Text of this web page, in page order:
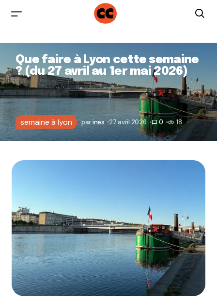
Que faire à Lyon cette semaine
? (du 27 avril au 1er mai 2026)
semaine à lyon parines 27 avril 2026 0 18